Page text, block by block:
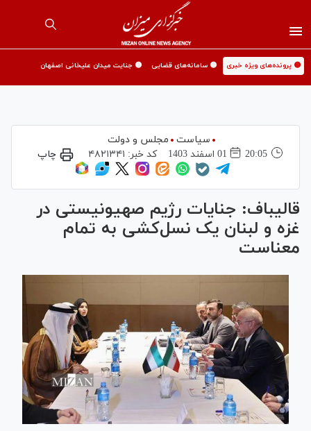
🟡 پرونده‌های ویژه خبری 🟡 سامانه‌های قضایی 🟡 جنایت میدان علیخانی اصفهان
سیاست
مجلس و دولت
20:05
01 اسفند 1403 کد خبر: ۴۸۲۱۳۴۱ چاپ
قالیباف: جنایات رژیم صهیونیستی در
غزه و لبنان یک نسل‌کشی به تمام
معناست